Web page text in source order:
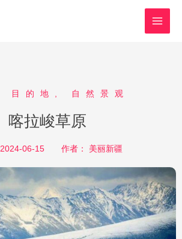
目的地 自然景观
喀拉峻草原
2024-06-15 作者： 美丽新疆